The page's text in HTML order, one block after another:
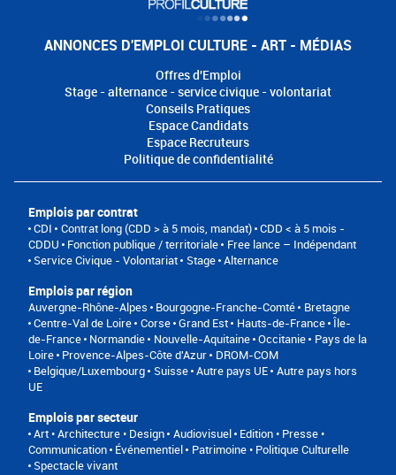
ANNONCES D'EMPLOI CULTURE - ART - MÉDIAS
Offres d'Emploi
Stage - alternance - service civique - volontariat
Conseils Pratiques
Espace Candidats
Espace Recruteurs
Politique de confidentialité
Emplois par contrat
CDI Contrat long (CDD > à 5 mois, mandat) CDD < à 5 mois -
CDDU
Fonction publique / territoriale
Free lance – Indépendant
Service Civique - Volontariat
Stage Alternance
Emplois par région
Auvergne-Rhône-Alpes Bourgogne-Franche-Comté
Bretagne
Centre-Val de Loire Corse Grand Est Hauts-de-France Île-
de-France Normandie Nouvelle-Aquitaine Occitanie
Pays de la
Loire Provence-Alpes-Côte d'Azur
DROM-COM
Belgique/Luxembourg
Suisse Autre pays UE Autre pays hors
UE
Emplois par secteur
Art • Architecture • Design Audiovisuel Edition • Presse •
Communication Événementiel
Patrimoine • Politique Culturelle
Spectacle vivant